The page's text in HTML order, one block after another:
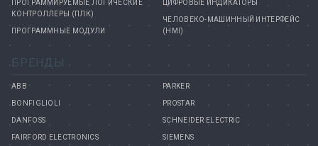
ПРОГРАММИРУЕМЫЕ ЛОГИЧЕСКИЕ
КОНТРОЛЛЕРЫ (ПЛК)
ПРОГРАММНЫЕ МОДУЛИ
ЦИФРОВЫЕ ИНДИКАТОРЫ
ЧЕЛОВЕКО-МАШИННЫЙ ИНТЕРФЕЙС
(HMI)
БРЕНДЫ
ABB
BONFIGLIOLI
DANFOSS
FAIRFORD ELECTRONICS
PARKER
PROSTAR
SCHNEIDER ELECTRIC
SIEMENS